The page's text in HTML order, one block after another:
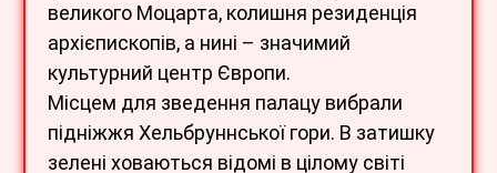
великого Моцарта, колишня резиденція
архієпископів, а нині – значимий
культурний центр Європи.
Місцем для зведення палацу вибрали
підніжжя Хельбруннської гори. В затишку
зелені ховаються відомі в цілому світі